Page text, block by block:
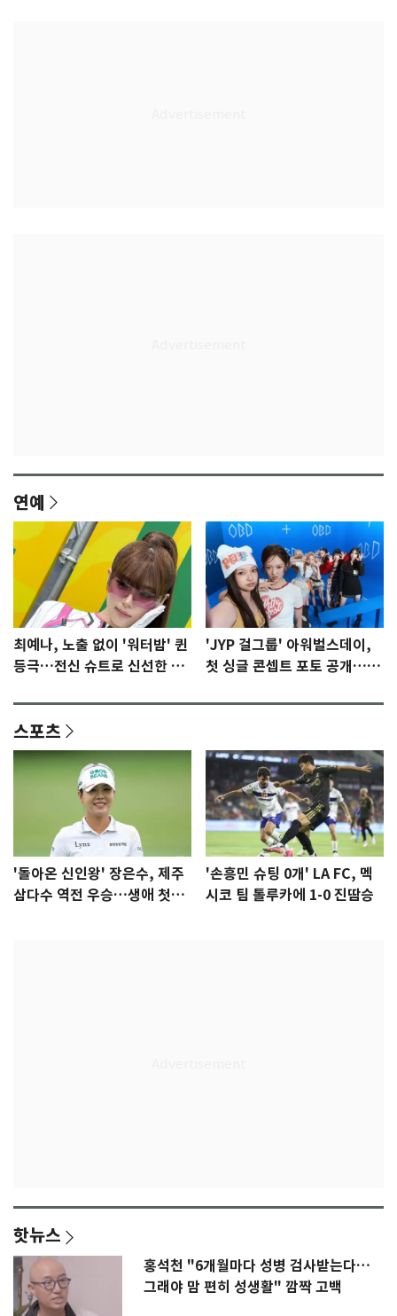
연예
최예나, 노출 없이 '워터밤' 퀸
등극…전신 슈트로 신선한 충
'JYP 걸그룹' 아워벌스데이,
첫 싱글 콘셉트 포토 공개…청
스포츠
'돌아온 신인왕' 장은수, 제주
삼다수 역전 우승…생애 첫승
'손흥민 슈팅 0개' LA FC, 멕
시코 팀 톨루카에 1-0 진땀승
핫뉴스
홍석천 "6개월마다 성병 검사받는다…
그래야 맘 편히 성생활" 깜짝 고백